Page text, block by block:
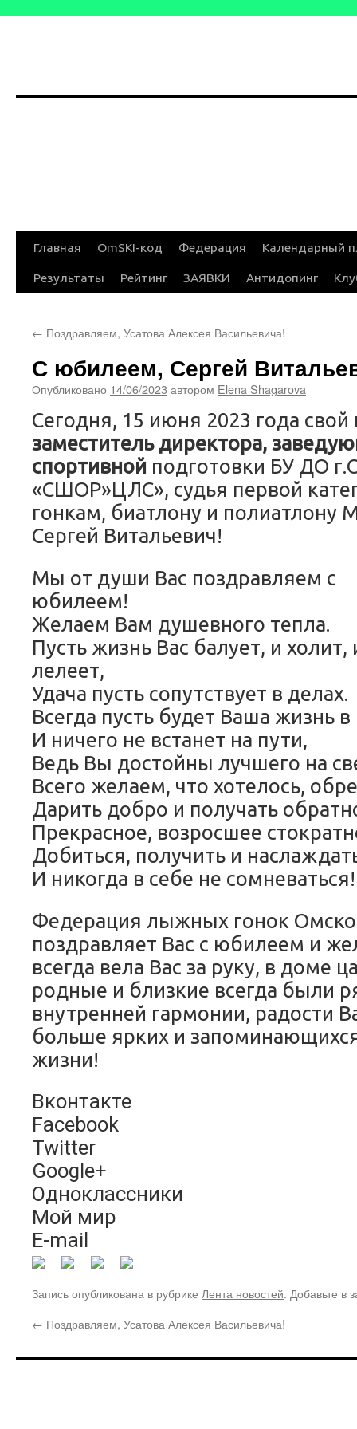
Перейти
Главная OmSKI-код Федерация Календарный
Результаты Рейтинг ЗАЯВКИ Антидопинг
← Поздравляем, Усатова Алексея Васильевича!
С юбилеем, Сергей
Опубликовано 14/06/2023 автором Elena Shagarova
Сегодня, 15 июня 2023 года
заместитель директора,
спортивной подготовки БУ ДО
«СШОР»ЦЛС», судья первой
гонкам, биатлону и полиатлону
Сергей Витальевич!
Мы от души Вас поздравляем с
юбилеем!
Желаем Вам душевного тепла.
Пусть жизнь Вас балует, и холит,
лелеет,
Удача пусть сопутствует в делах.
Всегда пусть будет Ваша жизнь в
И ничего не встанет на пути,
Ведь Вы достойны лучшего на
Всего желаем, что хотелось,
Дарить добро и получать
Прекрасное, возросшее
Добиться, получить и
И никогда в себе не сомневаться!
Федерация лыжных гонок
поздравляет Вас с юбилеем и
всегда вела Вас за руку, в доме
родные и близкие всегда были
внутренней гармонии, радости
больше ярких и
жизни!
Вконтакте
Facebook
Twitter
Google+
Одноклассники
Мой мир
E-mail
Запись опубликована в рубрике Лента новостей. Добавьте в
← Поздравляем, Усатова Алексея Васильевича!